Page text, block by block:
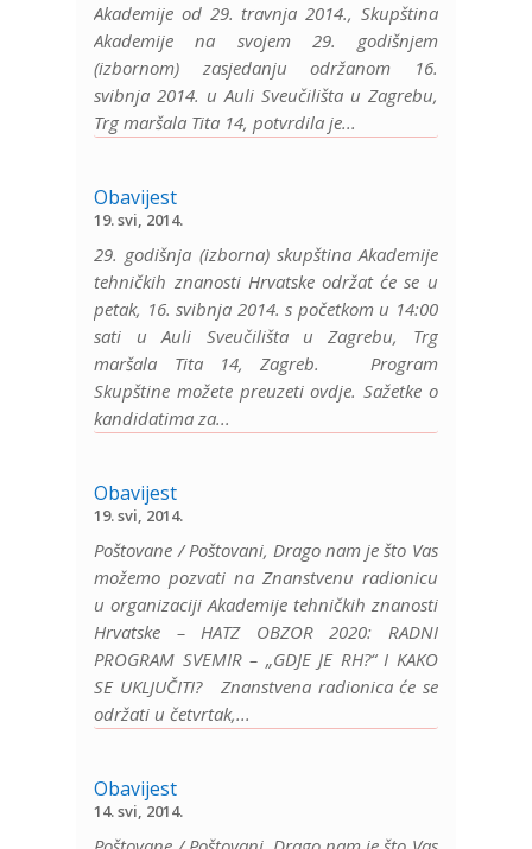
Akademije od 29. travnja 2014., Skupština
Akademije na svojem 29. godišnjem
(izbornom) zasjedanju održanom 16.
svibnja 2014. u Auli Sveučilišta u Zagrebu,
Trg maršala Tita 14, potvrdila je...
Obavijest
19. svi, 2014.
29. godišnja (izborna) skupština Akademije
tehničkih znanosti Hrvatske održat će se u
petak, 16. svibnja 2014. s početkom u 14:00
sati u Auli Sveučilišta u Zagrebu, Trg
maršala Tita 14, Zagreb. Program
Skupštine možete preuzeti ovdje. Sažetke o
kandidatima za...
Obavijest
19. svi, 2014.
Poštovane / Poštovani, Drago nam je što Vas
možemo pozvati na Znanstvenu radionicu
u organizaciji Akademije tehničkih znanosti
Hrvatske – HATZ OBZOR 2020: RADNI
PROGRAM SVEMIR – „GDJE JE RH?“ I KAKO
SE UKLJUČITI? Znanstvena radionica će se
održati u četvrtak,...
Obavijest
14. svi, 2014.